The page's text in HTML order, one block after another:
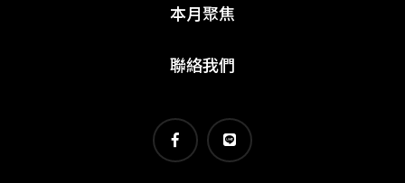
本月聚焦
聯絡我們